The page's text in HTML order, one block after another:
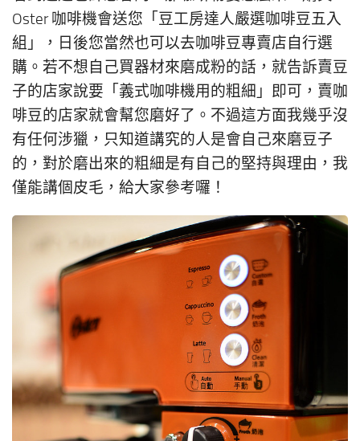
Oster 咖啡機會送您「豆工房達人嚴選咖啡豆五入
組」，日後您當然也可以去咖啡豆專賣店自行選
購。若不想自己買器材來磨成粉的話，就告訴賣豆
子的店家說要「義式咖啡機用的粗細」即可，賣咖
啡豆的店家就會幫您磨好了。不過這方面我幾乎沒
有任何涉獵，只知道講究的人是會自己來磨豆子
的，對於磨出來的粗細是有自己的堅持與理由，我
僅能講個皮毛，給大家參考囉！